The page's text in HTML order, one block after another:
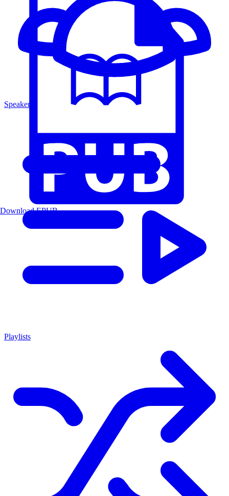
Speakers
Playlists
Download EPUB